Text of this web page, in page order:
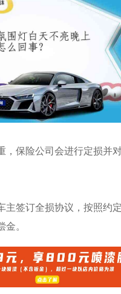
，保险公司会进行定损并
主签订全损协议，按照约
。